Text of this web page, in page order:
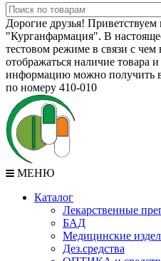
Дорогие друзья!
"Курганфармация". В
тестовом режиме в связи с
отображаться наличие
информацию можно получить
по номеру 410-010
МЕНЮ
Каталог
Лекарственные
БАД
Медицинские
Дез.средства